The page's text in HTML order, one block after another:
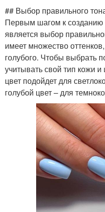
## Выбор правильного
Первым шагом к
является выбор
имеет множество
голубого. Чтобы выбрать
учитывать свой тип кожи
цвет подойдет для
голубой цвет – для